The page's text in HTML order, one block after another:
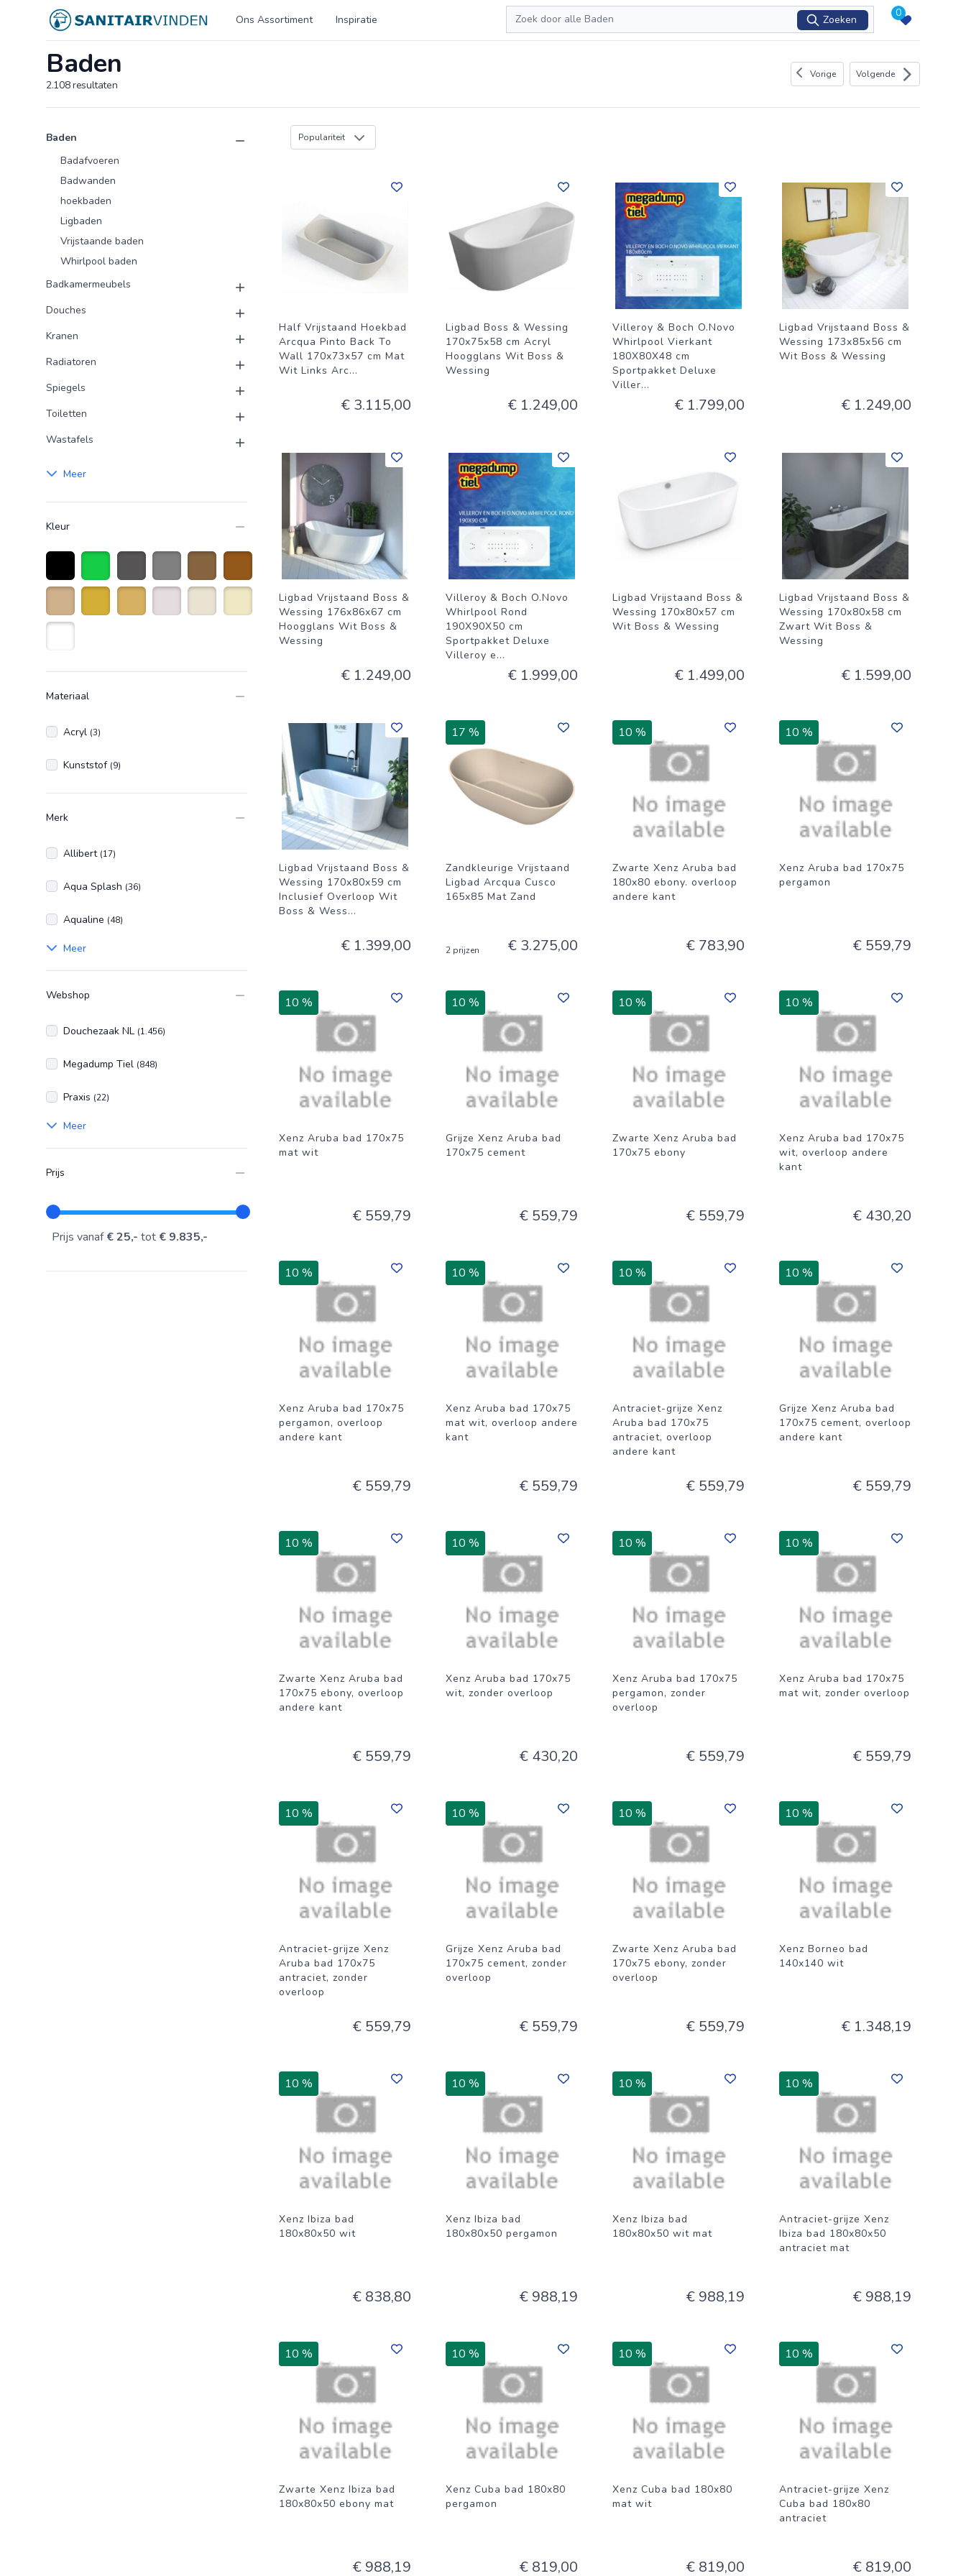
Logo sanitairvinden.nl Ons Assortiment Inspiratie
Zoeken
Zoeken
0
Baden
2.108resultaten
Vorige Volgende
Producten
Product categorieën
Baden
Badafvoeren
Badwanden
hoekbaden
Ligbaden
Vrijstaande baden
Whirlpool baden
Badkamermeubels
Douches
Kranen
Radiatoren
Spiegels
Toiletten
Wastafels
Meer
Kleur
Zwart Groen Antraciet grijs
Grijs Brons Bruin
Zandkleurig
Materiaal
Acryl (3)
Kunststof (9)
Merk
Allibert (17)
Aqua Splash (36)
Aqualine (48)
Meer
Webshop
Douchezaak NL (1.456)
Megadump Tiel (848)
Praxis (22)
Meer
Prijs
Prijs vanaf€ 25,- tot € 9.835,-
Populariteit
Half Vrijstaand Hoekbad
Arcqua Pinto Back To
Wall 170x73x57 cm Mat
Wit Links Arc...
€ 3.115,00
Ligbad Boss & Wessing
170x75x58 cm Acryl
Hoogglans Wit Boss &
Wessing
€ 1.249,00
Villeroy & Boch O.Novo
Whirlpool Vierkant
180X80X48 cm
Sportpakket Deluxe
Viller...
€ 1.799,00
Ligbad Vrijstaand Boss &
Wessing 173x85x56 cm
Wit Boss & Wessing
€ 1.249,00
Ligbad Vrijstaand Boss &
Wessing 176x86x67 cm
Hoogglans Wit Boss &
Wessing
€ 1.249,00
Villeroy & Boch O.Novo
Whirlpool Rond
190X90X50 cm
Sportpakket Deluxe
Villeroy e...
€ 1.999,00
Ligbad Vrijstaand Boss &
Wessing 170x80x57 cm
Wit Boss & Wessing
€ 1.499,00
Ligbad Vrijstaand Boss &
Wessing 170x80x58 cm
Zwart Wit Boss &
Wessing
€ 1.599,00
Ligbad Vrijstaand Boss &
Wessing 170x80x59 cm
Inclusief Overloop Wit
Boss & Wess...
€ 1.399,00
17 %
Zandkleurige Vrijstaand
Ligbad Arcqua Cusco
165x85 Mat Zand
2 prijzen € 3.275,00
10 %
Zwarte Xenz Aruba bad
180x80 ebony. overloop
andere kant
€ 783,90
10 %
Xenz Aruba bad 170x75
pergamon
€ 559,79
10 %
Xenz Aruba bad 170x75
mat wit
€ 559,79
10 %
Grijze Xenz Aruba bad
170x75 cement
€ 559,79
10 %
Zwarte Xenz Aruba bad
170x75 ebony
€ 559,79
10 %
Xenz Aruba bad 170x75
wit, overloop andere
kant
€ 430,20
10 %
Xenz Aruba bad 170x75
pergamon, overloop
andere kant
€ 559,79
10 %
Xenz Aruba bad 170x75
mat wit, overloop andere
kant
€ 559,79
10 %
Antraciet-grijze Xenz
Aruba bad 170x75
antraciet, overloop
andere kant
€ 559,79
10 %
Grijze Xenz Aruba bad
170x75 cement, overloop
andere kant
€ 559,79
10 %
Zwarte Xenz Aruba bad
170x75 ebony, overloop
andere kant
€ 559,79
10 %
Xenz Aruba bad 170x75
wit, zonder overloop
€ 430,20
10 %
Xenz Aruba bad 170x75
pergamon, zonder
overloop
€ 559,79
10 %
Xenz Aruba bad 170x75
mat wit, zonder overloop
€ 559,79
10 %
Antraciet-grijze Xenz
Aruba bad 170x75
antraciet, zonder
overloop
€ 559,79
10 %
Grijze Xenz Aruba bad
170x75 cement, zonder
overloop
€ 559,79
10 %
Zwarte Xenz Aruba bad
170x75 ebony, zonder
overloop
€ 559,79
10 %
Xenz Borneo bad
140x140 wit
€ 1.348,19
10 %
Xenz Ibiza bad
180x80x50 wit
€ 838,80
10 %
Xenz Ibiza bad
180x80x50 pergamon
€ 988,19
10 %
Xenz Ibiza bad
180x80x50 wit mat
€ 988,19
10 %
Antraciet-grijze Xenz
Ibiza bad 180x80x50
antraciet mat
€ 988,19
10 %
Zwarte Xenz Ibiza bad
180x80x50 ebony mat
€ 988,19
10 %
Xenz Cuba bad 180x80
pergamon
€ 819,00
10 %
Xenz Cuba bad 180x80
mat wit
€ 819,00
10 %
Antraciet-grijze Xenz
Cuba bad 180x80
antraciet
€ 819,00